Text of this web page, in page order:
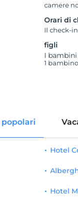
camere
Orari di
Il check-
figli
I
1
popolari
Hotel
Hotel